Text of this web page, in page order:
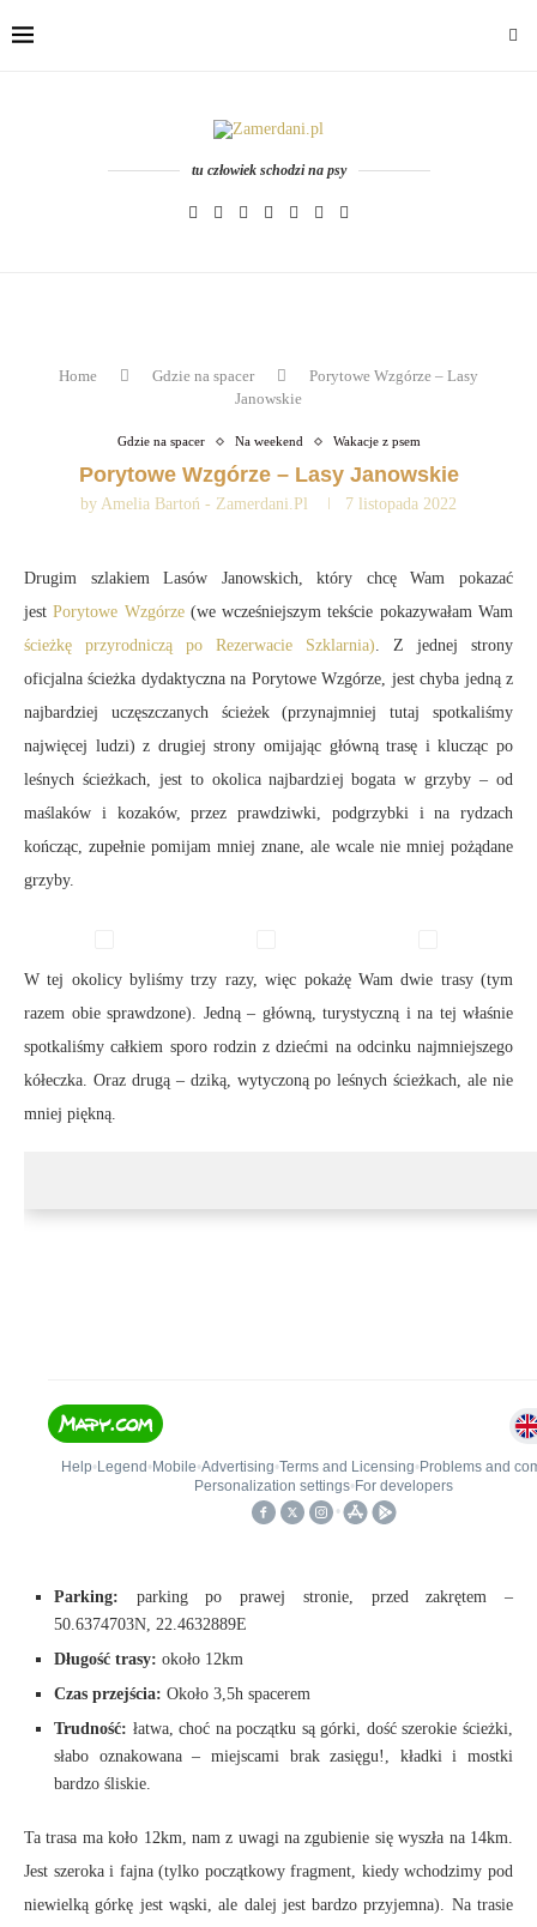
tu człowiek schodzi na psy
Home Gdzie na spacer
Porytowe Wzgórze – Lasy
Janowskie
Gdzie na spacer Na weekend Wakacje z psem
Porytowe Wzgórze – Lasy Janowskie
by Amelia Bartoń - Zamerdani.pl 7 listopada 2022
Drugim szlakiem Lasów Janowskich, który chcę Wam pokazać
jestPorytowe Wzgórze(we wcześniejszym tekście pokazywałam Wam
ścieżkę przyrodniczą po Rezerwacie Szklarnia). Z jednej strony
oficjalna ścieżka dydaktyczna na Porytowe Wzgórze, jest chyba jedną z
najbardziej uczęszczanych ścieżek (przynajmniej tutaj spotkaliśmy
najwięcej ludzi) z drugiej strony omijając główną trasę i klucząc po
leśnych ścieżkach, jest to okolica najbardziej bogata w grzyby – od
maślaków i kozaków, przez prawdziwki, podgrzybki i na rydzach
kończąc, zupełnie pomijam mniej znane, ale wcale nie mniej pożądane
grzyby.
W tej okolicy byliśmy trzy razy, więc pokażę Wam dwie trasy (tym
razem obie sprawdzone). Jedną – główną, turystyczną i na tej właśnie
spotkaliśmy całkiem sporo rodzin z dziećmi na odcinku najmniejszego
kółeczka. Oraz drugą – dziką, wytyczoną po leśnych ścieżkach, ale nie
mniej piękną.
Parking: parking po prawej stronie, przed zakrętem –
50.6374703N, 22.4632889E
Długość trasy: około 12km
Czas przejścia: Około 3,5h spacerem
Trudność: łatwa, choć na początku są górki, dość szerokie ścieżki,
słabo oznakowana – miejscami brak zasięgu!, kładki i mostki
bardzo śliskie.
Ta trasa ma koło 12km, nam z uwagi na zgubienie się wyszła na 14km.
Jest szeroka i fajna (tylko początkowy fragment, kiedy wchodzimy pod
niewielką górkę jest wąski, ale dalej jest bardzo przyjemna). Na trasie